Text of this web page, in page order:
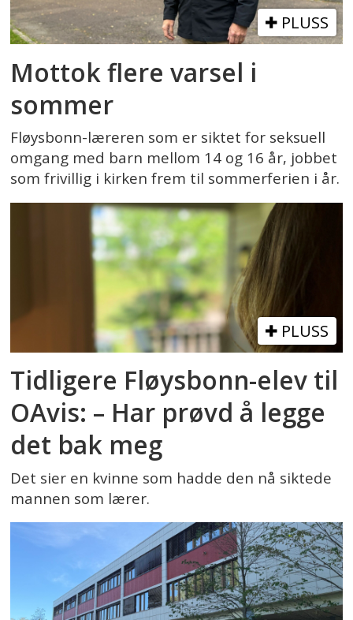
PLUSS
Mottok flere varsel i
sommer
Fløysbonn-læreren som er siktet for seksuell
omgang med barn mellom 14 og 16 år, jobbet
som frivillig i kirken frem til sommerferien i år.
PLUSS
Tidligere Fløysbonn-elev til
OAvis: – Har prøvd å legge
det bak meg
Det sier en kvinne som hadde den nå siktede
mannen som lærer.